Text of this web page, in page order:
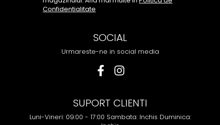
Confidentialitate
SOCIAL
Urmareste-ne in social media
SUPORT CLIENTI
Luni-Vineri: 09:00 - 17:00 Sambata: Inchis Duminica: